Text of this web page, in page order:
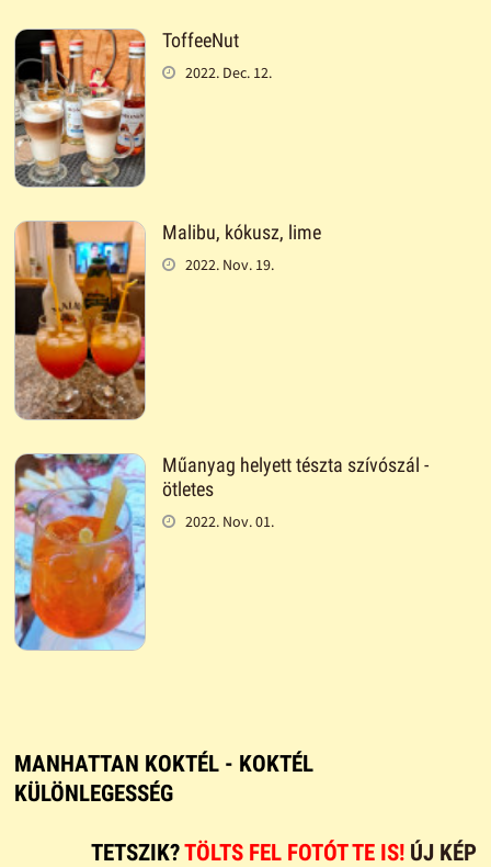
ToffeeNut
2022. Dec. 12.
Malibu, kókusz, lime
2022. Nov. 19.
Műanyag helyett tészta szívószál -
ötletes
2022. Nov. 01.
MANHATTAN KOKTÉL - KOKTÉL
KÜLÖNLEGESSÉG
TETSZIK?TÖLTS FEL FOTÓT TE IS! ÚJ KÉP